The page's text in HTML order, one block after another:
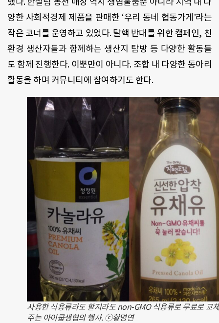
양한 사회적경제 제품을 판매한 ‘우리 동네 협동가게’라는
작은 코너를 운영하고 있었다. 탈핵 반대를 위한 캠페인, 친
환경 생산자들과 함께하는 생산지 탐방 등 다양한 활동들
도 함께 진행한다. 이뿐만이 아니다. 조합 내 다양한 동아리
활동을 하며 커뮤니티에 참여하기도 한다.
사용한 식용류라도 할지라도 non-GMO 식용류로 무료로 교
주는 아이쿱생협의 행사. ⓒ황명연